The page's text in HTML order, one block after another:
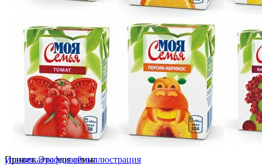
Привет. Это моя семья
упаковкаграфдизайниллюстрация